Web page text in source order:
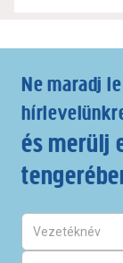
Ne maradj
és merülj